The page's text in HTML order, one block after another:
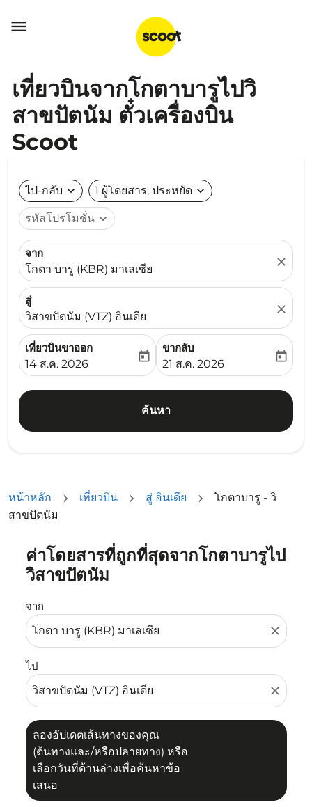

เที่ยวบินจากโกตาบารูไปวิ
สาขปัตนัม ตั๋วเครื่องบิน
Scoot
ไป-กลับ expand_more 1 ผู้โดยสาร, ประหยัด expand_more
รหัสโปรโมชั่น expand_more
จาก
โกตา บารู (KBR) มาเลเซีย
close
สู่
วิสาขปัตนัม (VTZ) อินเดีย
close
เที่ยวบินขาออก
fc-booking-departure-date-aria-label
14 ส.ค. 2026
today
ขากลับ
fc-booking-return-date-
21 ส.ค. 2026
today
ค้นหา
หน้าหลัก เที่ยวบิน สู่ อินเดีย
โกตาบารู - วิ
สาขปัตนัม
ค่าโดยสารที่ถูกที่สุดจากโกตาบารูไป
วิสาขปัตนัม
จาก
close
ไป
close
ลองอัปเดตเส้นทางของคุณ
(ต้นทางและ/หรือปลายทาง) หรือ
เลือกวันที่ด้านล่างเพื่อค้นหาข้อ
เสนอ
ลองอัปเดตเส้นทางของคุณ (ต้นทางและ/หรือปลายทาง) หรื